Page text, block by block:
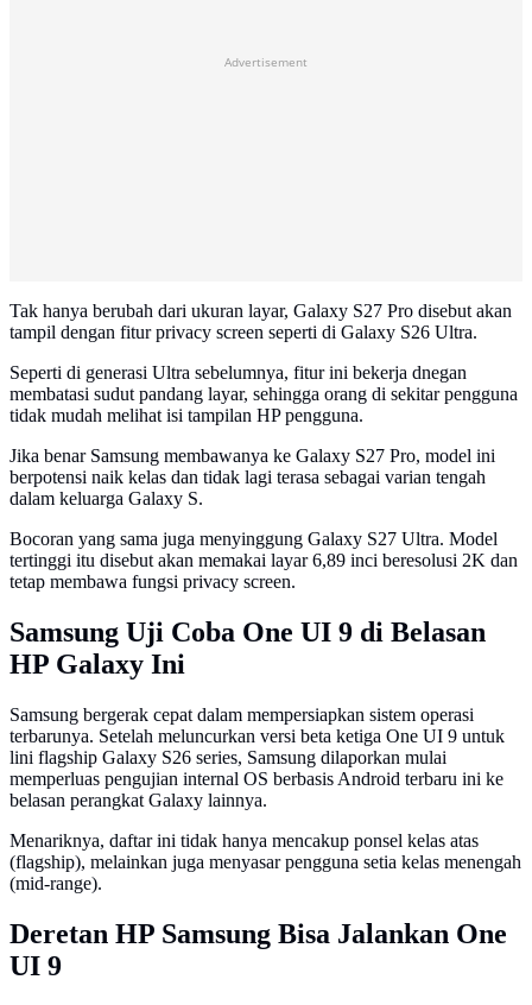
Advertisement
Tak hanya berubah dari ukuran layar, Galaxy S27 Pro disebut akan
tampil dengan fitur privacy screen seperti di Galaxy S26 Ultra.
Seperti di generasi Ultra sebelumnya, fitur ini bekerja dnegan
membatasi sudut pandang layar, sehingga orang di sekitar pengguna
tidak mudah melihat isi tampilan HP pengguna.
Jika benar Samsung membawanya ke Galaxy S27 Pro, model ini
berpotensi naik kelas dan tidak lagi terasa sebagai varian tengah
dalam keluarga Galaxy S.
Bocoran yang sama juga menyinggung Galaxy S27 Ultra. Model
tertinggi itu disebut akan memakai layar 6,89 inci beresolusi 2K dan
tetap membawa fungsi privacy screen.
Samsung Uji Coba One UI 9 di Belasan
HP Galaxy Ini
Samsung bergerak cepat dalam mempersiapkan sistem operasi
terbarunya. Setelah meluncurkan versi beta ketiga One UI 9 untuk
lini flagship Galaxy S26 series, Samsung dilaporkan mulai
memperluas pengujian internal OS berbasis Android terbaru ini ke
belasan perangkat Galaxy lainnya.
Menariknya, daftar ini tidak hanya mencakup ponsel kelas atas
(flagship), melainkan juga menyasar pengguna setia kelas menengah
(mid-range).
Deretan HP Samsung Bisa Jalankan One
UI 9